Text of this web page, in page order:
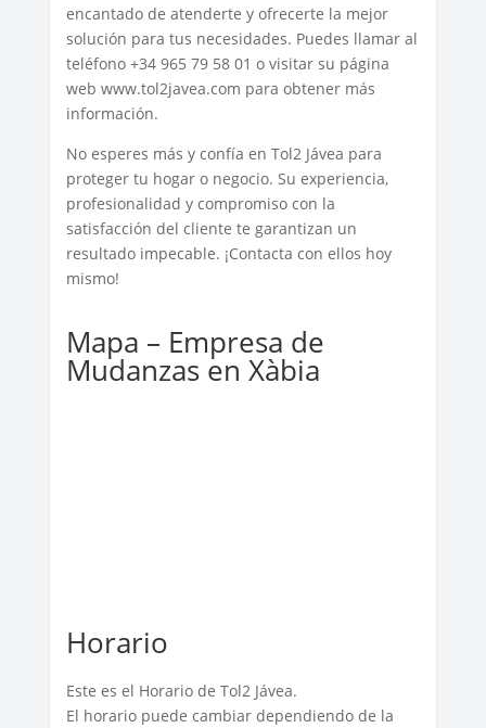
encantado de atenderte y ofrecerte la mejor
solución para tus necesidades. Puedes llamar al
teléfono +34 965 79 58 01 o visitar su página
web www.tol2javea.com para obtener más
información.
No esperes más y confía en Tol2 Jávea para
proteger tu hogar o negocio. Su experiencia,
profesionalidad y compromiso con la
satisfacción del cliente te garantizan un
resultado impecable. ¡Contacta con ellos hoy
mismo!
Mapa – Empresa de
Mudanzas en Xàbia
Horario
Este es el Horario de Tol2 Jávea.
El horario puede cambiar dependiendo de la